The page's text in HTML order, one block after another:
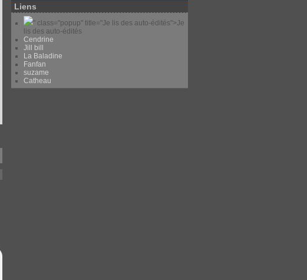
Liens
" class="popup" title="Je lis des auto-édités">Je
lis des auto-édités
Cendrine
Jill bill
La Baladine
Fanfan
suzame
Catheau